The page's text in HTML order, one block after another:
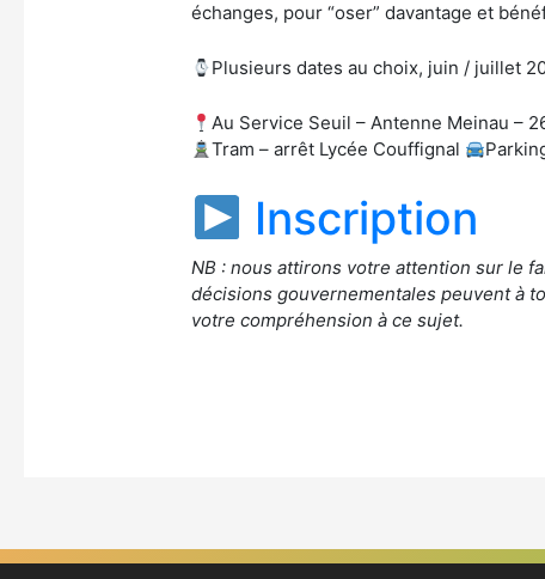
échanges, pour “oser” davantage et
Plusieurs dates au choix, juin / juillet
Au Service Seuil – Antenne Meinau –
Tram – arrêt Lycée Couffignal
Inscription
NB : nous attirons votre attention sur le
décisions gouvernementales peuvent à
votre compréhension à ce sujet.